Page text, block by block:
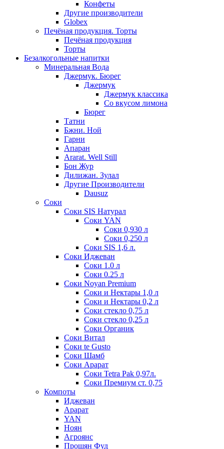
Конфеты
Другие производители
Globex
Печёная продукция. Торты
Печёная продукция
Торты
Безалкогольные напитки
Минеральная Вода
Джермук. Бюрег
Джермук
Джермук классика
Со вкусом лимона
Бюрег
Татни
Бжни. Ной
Гарни
Апаран
Ararat. Well Still
Бон Жур
Дилижан. Зулал
Другие Производители
Dausuz
Соки
Соки SIS Натурал
Соки YAN
Соки 0,930 л
Соки 0,250 л
Соки SIS 1,6 л.
Соки Иджеван
Соки 1.0 л
Соки 0.25 л
Соки Noyan Premium
Соки и Нектары 1,0 л
Соки и Нектары 0,2 л
Соки стекло 0,75 л
Соки стекло 0,25 л
Соки Органик
Соки Витал
Соки te Gusto
Соки Шамб
Соки Арарат
Соки Tetra Pak 0,97л.
Соки Премиум ст. 0,75
Компоты
Иджеван
Арарат
YAN
Ноян
Агроянс
Прошян Фуд